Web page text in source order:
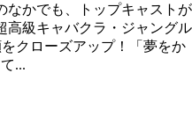
なかでも、トップキャストが
高級キャバクラ・ジャングル
クローズアップ！「夢をか
...